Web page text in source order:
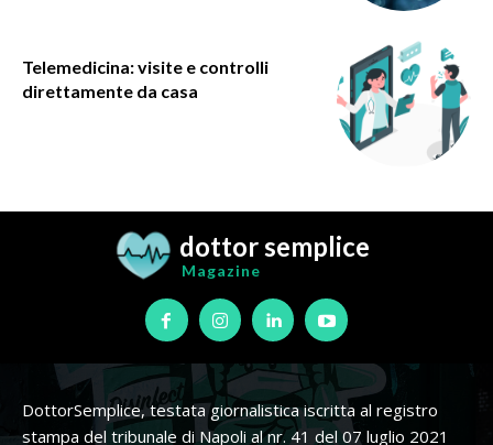
Telemedicina: visite e controlli
direttamente da casa
dottor semplice
Magazine
DottorSemplice, testata giornalistica iscritta al registro
stampa del tribunale di Napoli al nr. 41 del 07 luglio 2021